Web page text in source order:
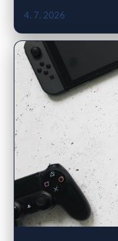
4. 7. 2026